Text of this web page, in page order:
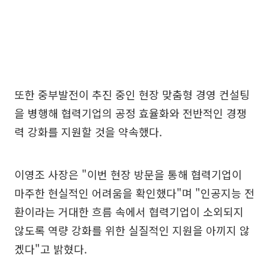
또한 중부발전이 추진 중인 현장 맞춤형 경영 컨설팅
을 병행해 협력기업의 공정 효율화와 전반적인 경쟁
력 강화를 지원할 것을 약속했다.
이영조 사장은 "이번 현장 방문을 통해 협력기업이
마주한 현실적인 어려움을 확인했다"며 "인공지능 전
환이라는 거대한 흐름 속에서 협력기업이 소외되지
않도록 역량 강화를 위한 실질적인 지원을 아끼지 않
겠다"고 밝혔다.